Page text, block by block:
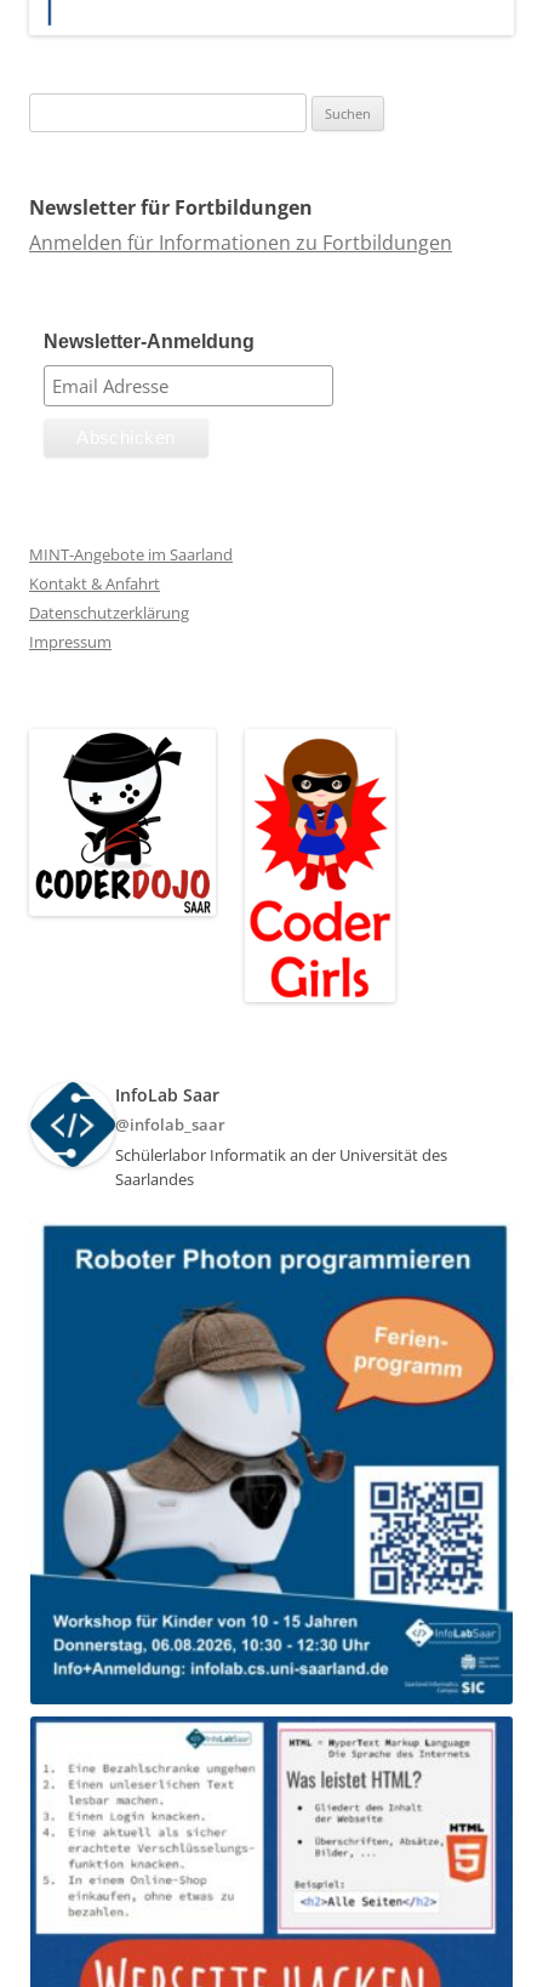
nach:
Newsletter für Fortbildungen
Anmelden für Informationen zu Fortbildungen
Newsletter-Anmeldung
MINT-Angebote im Saarland
Kontakt & Anfahrt
Datenschutzerklärung
Impressum
InfoLab Saar
@infolab_saar
Schülerlabor Informatik an der Universität des
Saarlandes